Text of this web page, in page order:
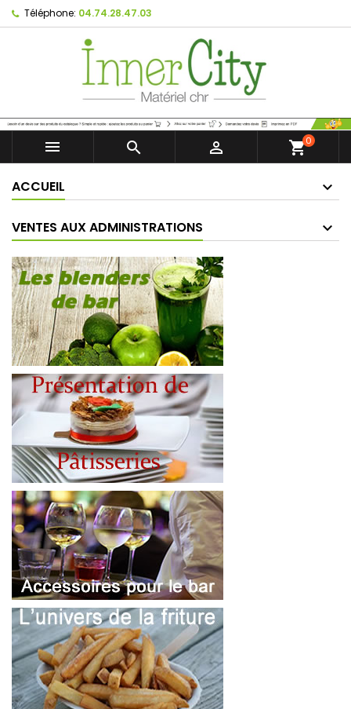
Téléphone: 04.74.28.47.03
   shopping_cart0
ACCUEIL
VENTES AUX ADMINISTRATIONS